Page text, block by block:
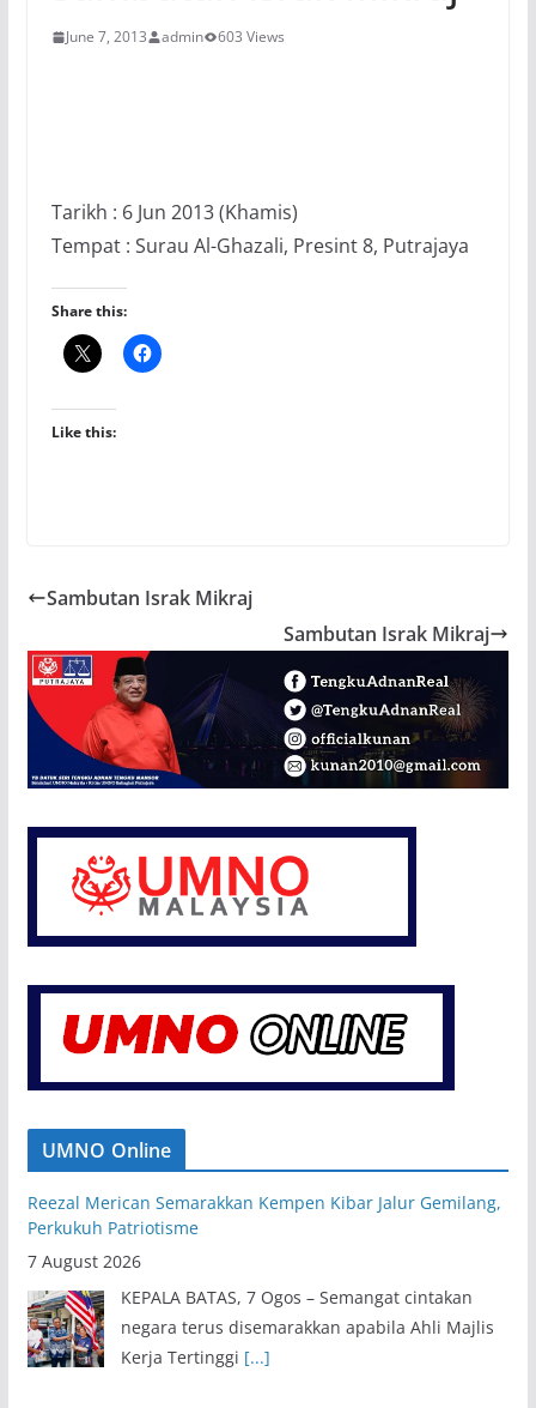
June 7, 2013 admin 603 Views
Tarikh : 6 Jun 2013 (Khamis)
Tempat : Surau Al-Ghazali, Presint 8, Putrajaya
Share this:
Like this:
Sambutan Israk Mikraj
Sambutan Israk Mikraj
UMNO Online
Reezal Merican Semarakkan Kempen Kibar Jalur Gemilang,
Perkukuh Patriotisme
7 August 2026
KEPALA BATAS, 7 Ogos – Semangat cintakan
negara terus disemarakkan apabila Ahli Majlis
Kerja Tertinggi [...]